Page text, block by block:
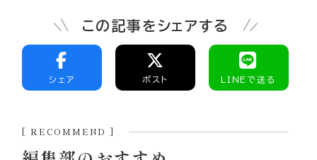
この記事をシェアする
シェア ポスト LINEで送る
[ RECOMMEND ]